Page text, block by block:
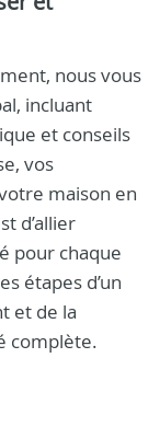
nous vous
incluant
et conseils
vos
maison en
d’allier
pour chaque
étapes d’un
et de la
complète.